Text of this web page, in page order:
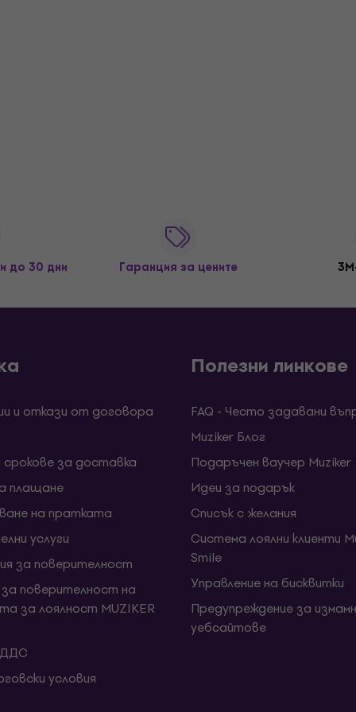
до 30 дни Гаранция за цените
и откази от договора
срокове за доставка
плащане
на пратката
услуги
за поверителност
поверителност на
за лоялност MUZIKER
условия
Полезни линкове
FAQ - Често задавани
Muziker Блог
Подаръчен ваучер Muziker
Идеи за подарък
Списък с желания
Система лоялни клиенти
Smile
Управление на бисквитки
Предупреждение за
уебсайтове